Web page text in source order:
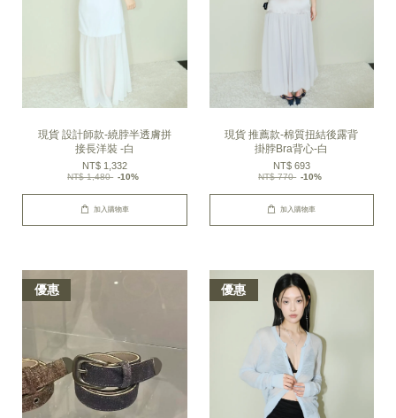
現貨 設計師款-繞脖半透膚拼
接長洋裝 -白
NT$ 1,332
NT$ 1,480 -10%
加入購物車
現貨 推薦款-棉質扭結後露背
掛脖Bra背心-白
NT$ 693
NT$ 770 -10%
加入購物車
優惠 優惠